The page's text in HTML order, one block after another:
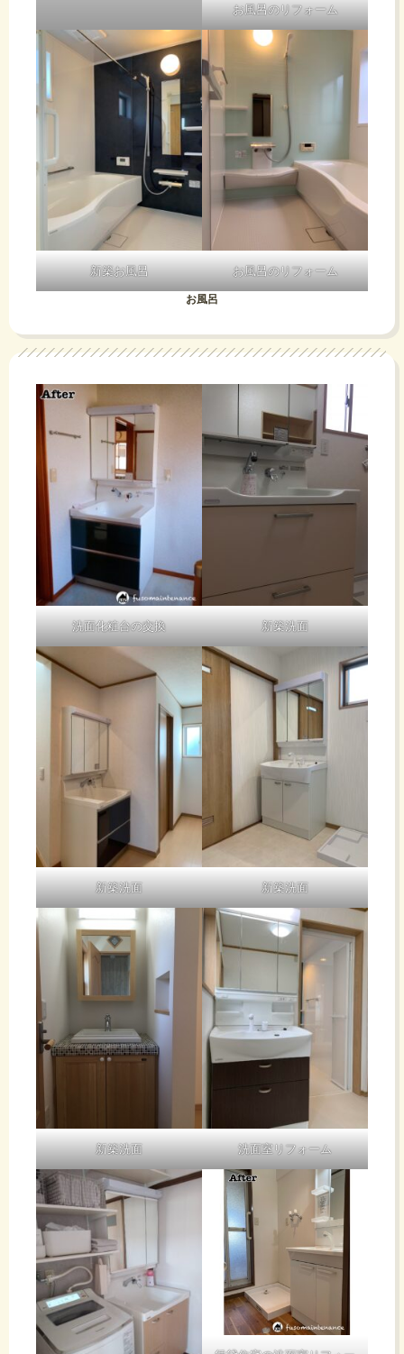
お風呂のリフォーム
新築お風呂 お風呂のリフォーム
お風呂
洗面化粧台の交換 新築洗面
新築洗面 新築洗面
新築洗面 洗面室リフォーム